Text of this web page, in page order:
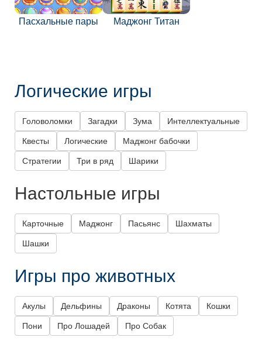
Пасхальные пары Маджонг Титан
Логические игры
Головоломки Загадки Зума Интеллектуальные
Квесты Логические Маджонг бабочки
Стратегии Три в ряд Шарики
Настольные игры
Карточные Маджонг Пасьянс Шахматы
Шашки
Игры про животных
Акулы Дельфины Драконы Котята Кошки
Пони Про Лошадей Про Собак